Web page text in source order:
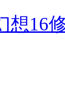
想16